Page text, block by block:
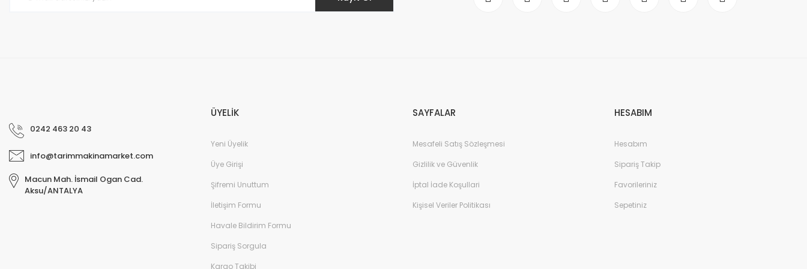
0242 463 20 43
info@tarimmakinamarket.com
Macun Mah. İsmail Ogan Cad.
Aksu/ANTALYA
ÜYELİK
Yeni Üyelik
Üye Girişi
Şifremi Unuttum
İletişim Formu
Havale Bildirim Formu
Sipariş Sorgula
Kargo Takibi
SAYFALAR
Mesafeli Satış Sözleşmesi
Gizlilik ve Güvenlik
İptal İade Koşullari
Kişisel Veriler Politikası
HESABIM
Hesabım
Sipariş Takip
Favorileriniz
Sepetiniz